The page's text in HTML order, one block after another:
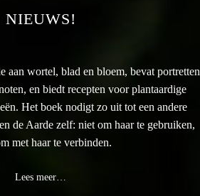
NIEUWS!
aan wortel, blad en bloem, bevat portretten
en biedt recepten voor plantaardige
Het boek nodigt zo uit tot een andere
de Aarde zelf: niet om haar te gebruiken,
met haar te verbinden.
Lees meer…